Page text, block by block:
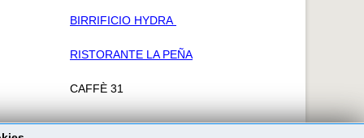
BIRRIFICIO HYDRA
RISTORANTE LA PEÑA
CAFFÈ 31